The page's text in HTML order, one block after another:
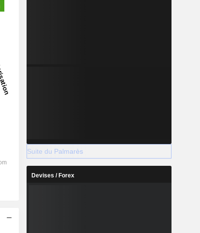
- -
62,26% 63,22%
56,26%
Suite du Palmarès
Devises / Forex